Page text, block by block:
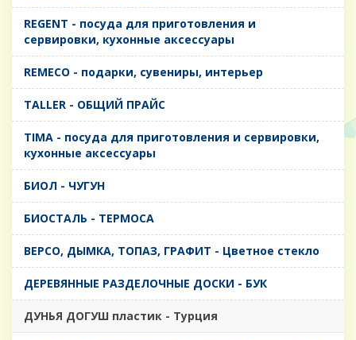
REGENT - посуда для приготовления и
сервировки, кухонные аксессуары
REMECO - подарки, сувениры, интерьер
TALLER - ОБЩИЙ ПРАЙС
TIMA - посуда для приготовления и сервировки,
кухонные аксессуары
БИОЛ - ЧУГУН
БИОСТАЛЬ - ТЕРМОСА
ВЕРСО, ДЫМКА, ТОПАЗ, ГРАФИТ - Цветное стекло
ДЕРЕВЯННЫЕ РАЗДЕЛОЧНЫЕ ДОСКИ - БУК
ДУНЬЯ ДОГУШ пластик - Турция